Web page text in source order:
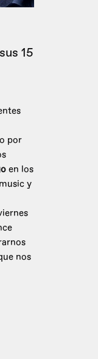
15
por
en los
y
nos